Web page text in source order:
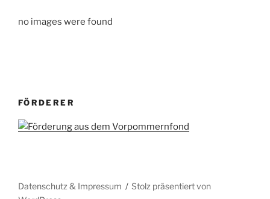
no images were found
FÖRDERER
Datenschutz & Impressum
Stolz präsentiert von